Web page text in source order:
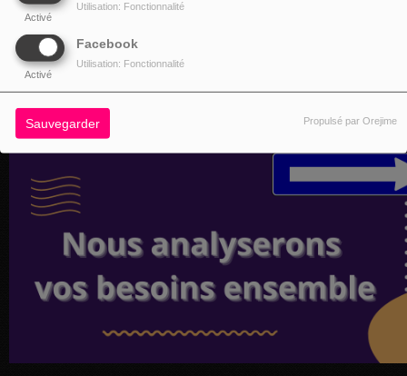
Activé
Utilisation: Fonctionnalité
Facebook
Activé
Utilisation: Fonctionnalité
Sauvegarder Propulsé par Orejime